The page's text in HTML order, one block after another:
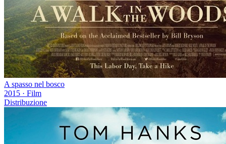
A spasso nel bosco
2015 · Film
Distribuzione